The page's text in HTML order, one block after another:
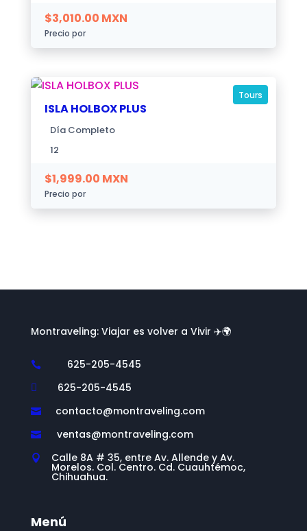
Precio por
$3,010.00 MXN
Tours
ISLA HOLBOX PLUS
Día Completo
12
Precio por
$1,999.00 MXN
Montraveling: Viajar es volver a Vivir ✈️🌍
 625-205-4545
 625-205-4545
 contacto@montraveling.com
 ventas@montraveling.com
 Calle 8A # 35, entre Av. Allende y Av.
Morelos. Col. Centro. Cd. Cuauhtémoc,
Chihuahua.
Menú